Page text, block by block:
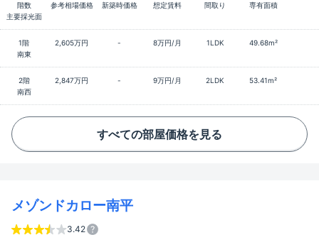
階数 参考相場価格 新築時価格 想定賃料 間取り
専有面積
主要採光面
1階 2,605万円 - 8万円/月 1LDK
49.68m²
南東
2階 2,847万円 - 9万円/月 2LDK
53.41m²
南西
すべての部屋価格を見る
メゾンドカロー南平
3.42